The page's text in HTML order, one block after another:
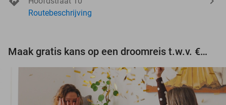
Routebeschrijving
Maak gratis kans op een droomreis t.w.v. €3.000!